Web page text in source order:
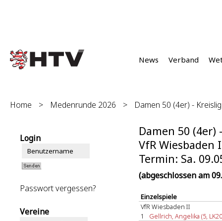
News Verband
Home > Medenrunde 2026 > Damen 50 (4er) -
Login
Passwort vergessen?
Vereine
Damen 50 (4er)
VfR Wiesbaden
Termin: Sa.
(abgeschlossen am
Einzelspiele
VfR Wiesbaden II
1
Gellrich, Angelika (5,